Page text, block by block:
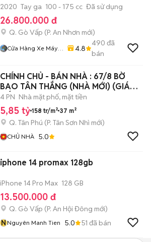
2020 Tay ga 100 - 175 cc Đã sử dụng
26.800.000 đ
Q. Gò Vấp (P. An Nhơn mới)
Cửa Hàng Xe Máy
4.8
490 đã
bán
CHÍNH CHỦ - BÁN NHÀ : 67/8 BỜ
BAO TÂN THẮNG (NHÀ MỚI) (GIÁ
TỐT)
4 PN Nhà mặt phố, mặt tiền
5,85 tỷ 158 tr/m² 37 m²
Q. Tân Phú (P. Tân Sơn Nhì mới)
CHỦ NHÀ 5.0
iphone 14 promax 128gb
iPhone 14 Pro Max 128 GB
13.500.000 đ
Q. Gò Vấp (P. An Hội Đông mới)
NNguyên Manh Tien 5.0 51 đã bán